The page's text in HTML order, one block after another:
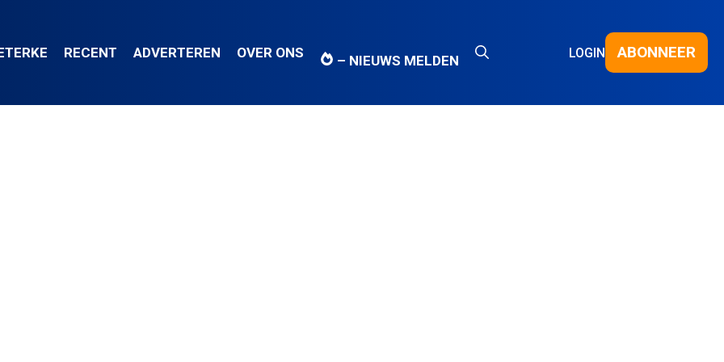
RECENT ADVERTEREN OVER ONS – NIEUWS MELDEN LOGIN ABONNEER